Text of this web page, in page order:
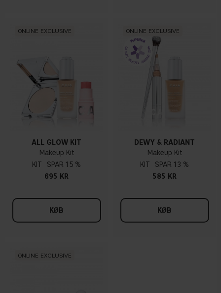
ONLINE EXCLUSIVE
ALL GLOW KIT
Makeup Kit
KIT
15 %
695 KR
KØB
ONLINE EXCLUSIVE
DEWY & RADIANT
Makeup Kit
KIT
13 %
585 KR
KØB
ONLINE EXCLUSIVE